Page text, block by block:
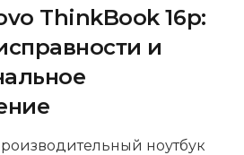
ThinkBook 16p:
и
ноутбук